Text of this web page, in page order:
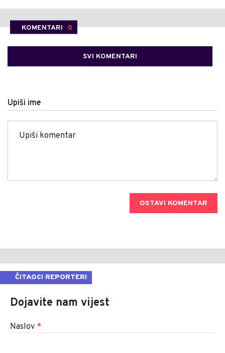
KOMENTARI 0
SVI KOMENTARI
Upiši ime
OSTAVI KOMENTAR
ČITAOCI REPORTERI
Dojavite nam vijest
Naslov *